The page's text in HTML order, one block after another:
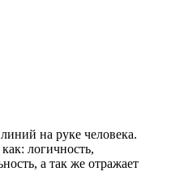
на руке человека.
логичность,
а так же отражает